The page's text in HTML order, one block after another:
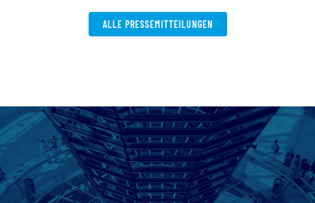
ALLE PRESSEMITTEILUNGEN